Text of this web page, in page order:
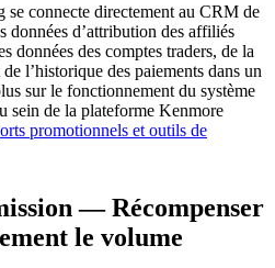
se connecte directement au CRM de
d’attribution des affiliés
données des comptes traders, de la
l’historique des paiements dans un
sur le fonctionnement du système
sein de la plateforme Kenmore
promotionnels et outils de
— Récompenser
le volume